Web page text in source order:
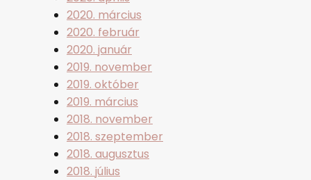
2020. március
2020. február
2020. január
2019. november
2019. október
2019. március
2018. november
2018. szeptember
2018. augusztus
2018. július